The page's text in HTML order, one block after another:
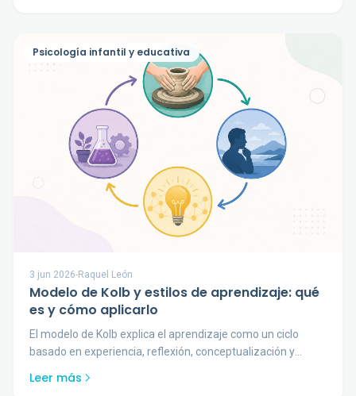
Psicología infantil y educativa
3 jun 2026-Raquel León
Modelo de Kolb y estilos de aprendizaje: qué
es y cómo aplicarlo
El modelo de Kolb explica el aprendizaje como un ciclo
basado en experiencia, reflexión, conceptualización y
experimentación.
Leer más